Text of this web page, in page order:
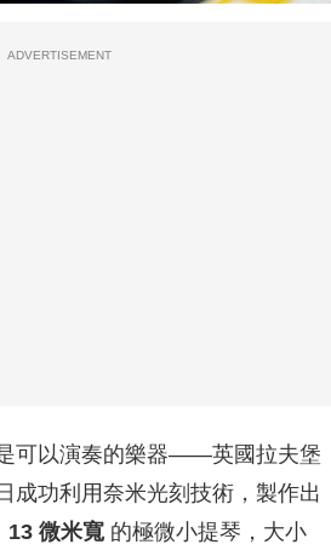
ADVERTISEMENT
可以演奏的樂器——英國拉夫堡
成功利用奈米光刻技術，製作出
13 微米寬的極微小提琴，大小